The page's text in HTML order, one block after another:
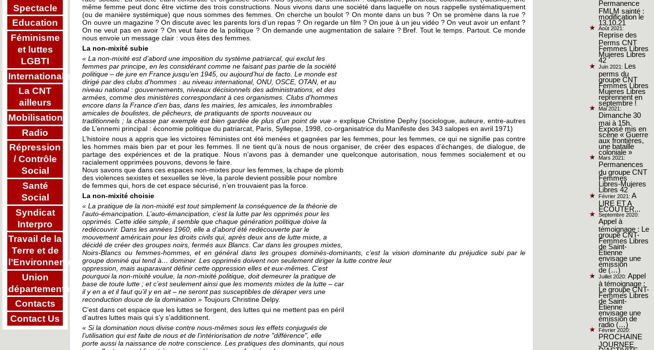
Spectacle
Education
Féminisme
et luttes
LGBTI
Internationalisme
La CNT
ailleurs
Mobilisations
Radio
Répression
/ Contrôle
Social
Santé
Social
Syndicat
Interpro
Travail de la
Terre et de
l’Environnement
Union
départementale
Contacts
Contact Us
même femme peut donc être victime des trois constructions. Nous vivons dans une société dans laquelle on nous rappelle systématiquement
(ou de manière systémique) que nous sommes des femmes. On cherche un boulot ? On monte dans un bus ? On se promène dans la rue ?
On ouvre un magazine ? On discute avec les parents lors d’un repas ? On regarde un film ? On joue à un jeu vidéo ? On veut avoir un enfant ?
On ne veut pas en avoir ? On veut faire de la politique ? On demande une augmentation de salaire ? Bref. Tout le temps. Partout. Ce monde
nous envoie un message clair : vous êtes des femmes.
La non-mixité subie
« La non-mixité est d’abord une imposition du système patriarcal, qui exclut les
femmes par principe, en les considérant comme ne faisant pas partie de la société
politique – de jure en France jusqu’en 1945, ou aujourd’hui de facto. Le monde est
dirigé par des clubs d’hommes : au niveau international, ONU, OSCE, OTAN, et au
niveau national : gouvernements, niveaux décisionnels des administrations, et des
armées, comme des ministères correspondant à ces organismes. Clubs d’hommes
encore dans la France d’en bas, dans les mairies, les amicales, les innombrables
amicales de boulistes, de pêcheurs, de pratiquants de sports nouveaux ou
traditionnels ; la chasse par exemple est bien gardée de plus d’un point de vue »explique Christine Dephy (sociologue, auteure, entre-autres
de L’ennemi principal : économie politique du patriarcat, Paris, Syllepse, 1998, co-organisatrice du Manifeste des 343 salopes en avril 1971)
L’histoire nous a appris que les victoires féministes ont été menées et gagnées par les femmes, pour les femmes, ce qui ne signifie pas contre
les hommes mais bien par et pour les femmes. Il ne tient qu’à nous de nous organiser, de créer des espaces d’échanges, de dialogue, de
partage des expériences et de la pratique. Nous n’avons pas à demander une quelconque autorisation, nous femmes socialement et ou
racialement opprimées pouvons, devons le faire.
Nous savons que dans ces espaces non-mixtes pour les femmes, la chape de plomb
des violences sexistes et sexuelles se lève, la parole devient possible pour nombre
de femmes qui, hors de cet espace sécurisé, n’en trouvaient pas la force.
La non-mixité choisie
« La pratique de la non-mixité est tout simplement la conséquence de la théorie de
l’auto-émancipation. L’auto-émancipation, c’est la lutte par les opprimés pour les
opprimés. Cette idée simple, il semble que chaque génération politique doive la
redécouvrir. Dans les années 1960, elle a d’abord été redécouverte par le
mouvement américain pour les droits civils qui, après deux ans de lutte mixte, a
décidé de créer des groupes noirs, fermés aux Blancs. Car dans les groupes mixtes,
Noirs-Blancs ou femmes-hommes, et en général dans les groupes dominés-dominants, c’est la vision dominante du préjudice subi par le
groupe dominé qui tend à… dominer. Les opprimés doivent non seulement diriger la lutte contre leur
oppression, mais auparavant définir cette oppression elles et eux-mêmes. C’est
pourquoi la non-mixité voulue, la non-mixité politique, doit demeurer la pratique de
base de toute lutte ; et c’est seulement ainsi que les moments mixtes de la lutte – car
il y en a et il faut qu’il y en ait – ne seront pas susceptibles de déraper vers une
reconduction douce de la domination » Toujours Christine Delpy.
C’est dans cet espace que les luttes se forgent, des luttes qui ne mettent pas en péril
d’autres luttes mais qui s’y s’additionnent.
« Si la domination nous divise contre nous-mêmes sous les effets conjugués de
l’utilisation qui est faite de nous et de l’intériorisation de notre "différence", elle
porte aussi la naissance de notre conscience. Les pratiques des dominants, qui nous
Permanence
FMLM sainté :
modification le
13.10.21
Août 2021:
Reprise des
Perms CNT
Femmes Libres
Mujeres Libres
42
Juin 2021: Les
perms du
groupe CNT
Femmes Libres
Mujeres Libres
reprennent en
septembre !
Mai 2021:
Dimanche 30
mai à 15h.
Exposé mis en
scène « Guerre
aux frontières,
une bataille
coloniale »
Mars 2021:
Permanences
du groupe CNT
Femmes
Libres-Mujeres
Libres 42
Février 2021: A
LIRE ET A
ECOUTER...
Septembre 2020:
Appel à
témoignage : Le
groupe CNT-
Femmes Libres
de Saint-
Étienne
envisage une
émission
de (…)
Juillet 2020: Appel
à témoignage :
Le groupe CNT-
Femmes Libres
de Saint-
Étienne
envisage une
émission de
radio (…)
Février 2020:
PROCHAINE
JOURNEE